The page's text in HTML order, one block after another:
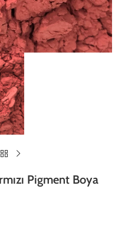
Pigment Boya